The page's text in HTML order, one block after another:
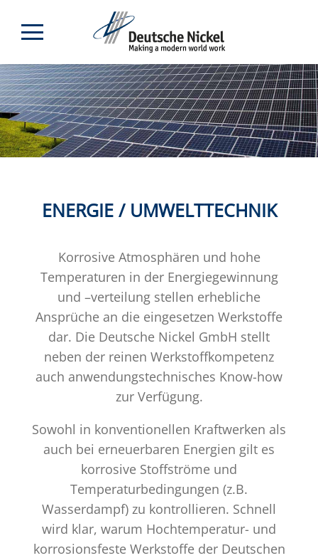
ENERGIE / UMWELTTECHNIK
Korrosive Atmosphären und hohe
Temperaturen in der Energiegewinnung
und –verteilung stellen erhebliche
Ansprüche an die eingesetzen Werkstoffe
dar. Die Deutsche Nickel GmbH stellt
neben der reinen Werkstoffkompetenz
auch anwendungstechnisches Know-how
zur Verfügung.
Sowohl in konventionellen Kraftwerken als
auch bei erneuerbaren Energien gilt es
korrosive Stoffströme und
Temperaturbedingungen (z.B.
Wasserdampf) zu kontrollieren. Schnell
wird klar, warum Hochtemperatur- und
korrosionsfeste Werkstoffe der Deutschen